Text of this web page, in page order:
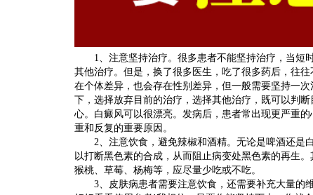
1、注意坚持治疗。很多患者不能坚持治疗，当短
其他治疗。但是，换了很多医生，吃了很多药后，往
在个体差异，也会存在性别差异，但一般需要坚持一
下，选择放弃目前的治疗，选择其他治疗，既可以判
心。白癜风可以很漂亮。发病后，患者常出现更严重
重和反复的重要原因。
2、注意饮食，避免辣椒和酒精。无论是啤酒还是
以打断黑色素的合成，从而阻止病变处黑色素的再生
猴桃、草莓、杨梅等，应尽量少吃或不吃。
3、皮肤病患者需要注意饮食，还需要补充大量的